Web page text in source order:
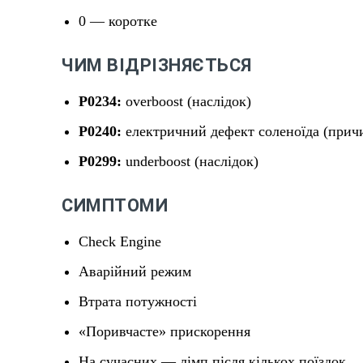
0 — коротке
ЧИМ ВІДРІЗНЯЄТЬСЯ
P0234: overboost (наслідок)
P0240: електричний дефект соленоїда
P0299: underboost (наслідок)
СИМПТОМИ
Check Engine
Аварійний режим
Втрата потужності
«Поривчасте» прискорення